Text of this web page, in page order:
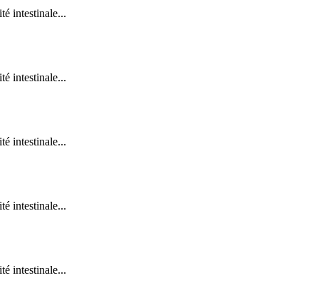
intestinale...
intestinale...
intestinale...
intestinale...
intestinale...